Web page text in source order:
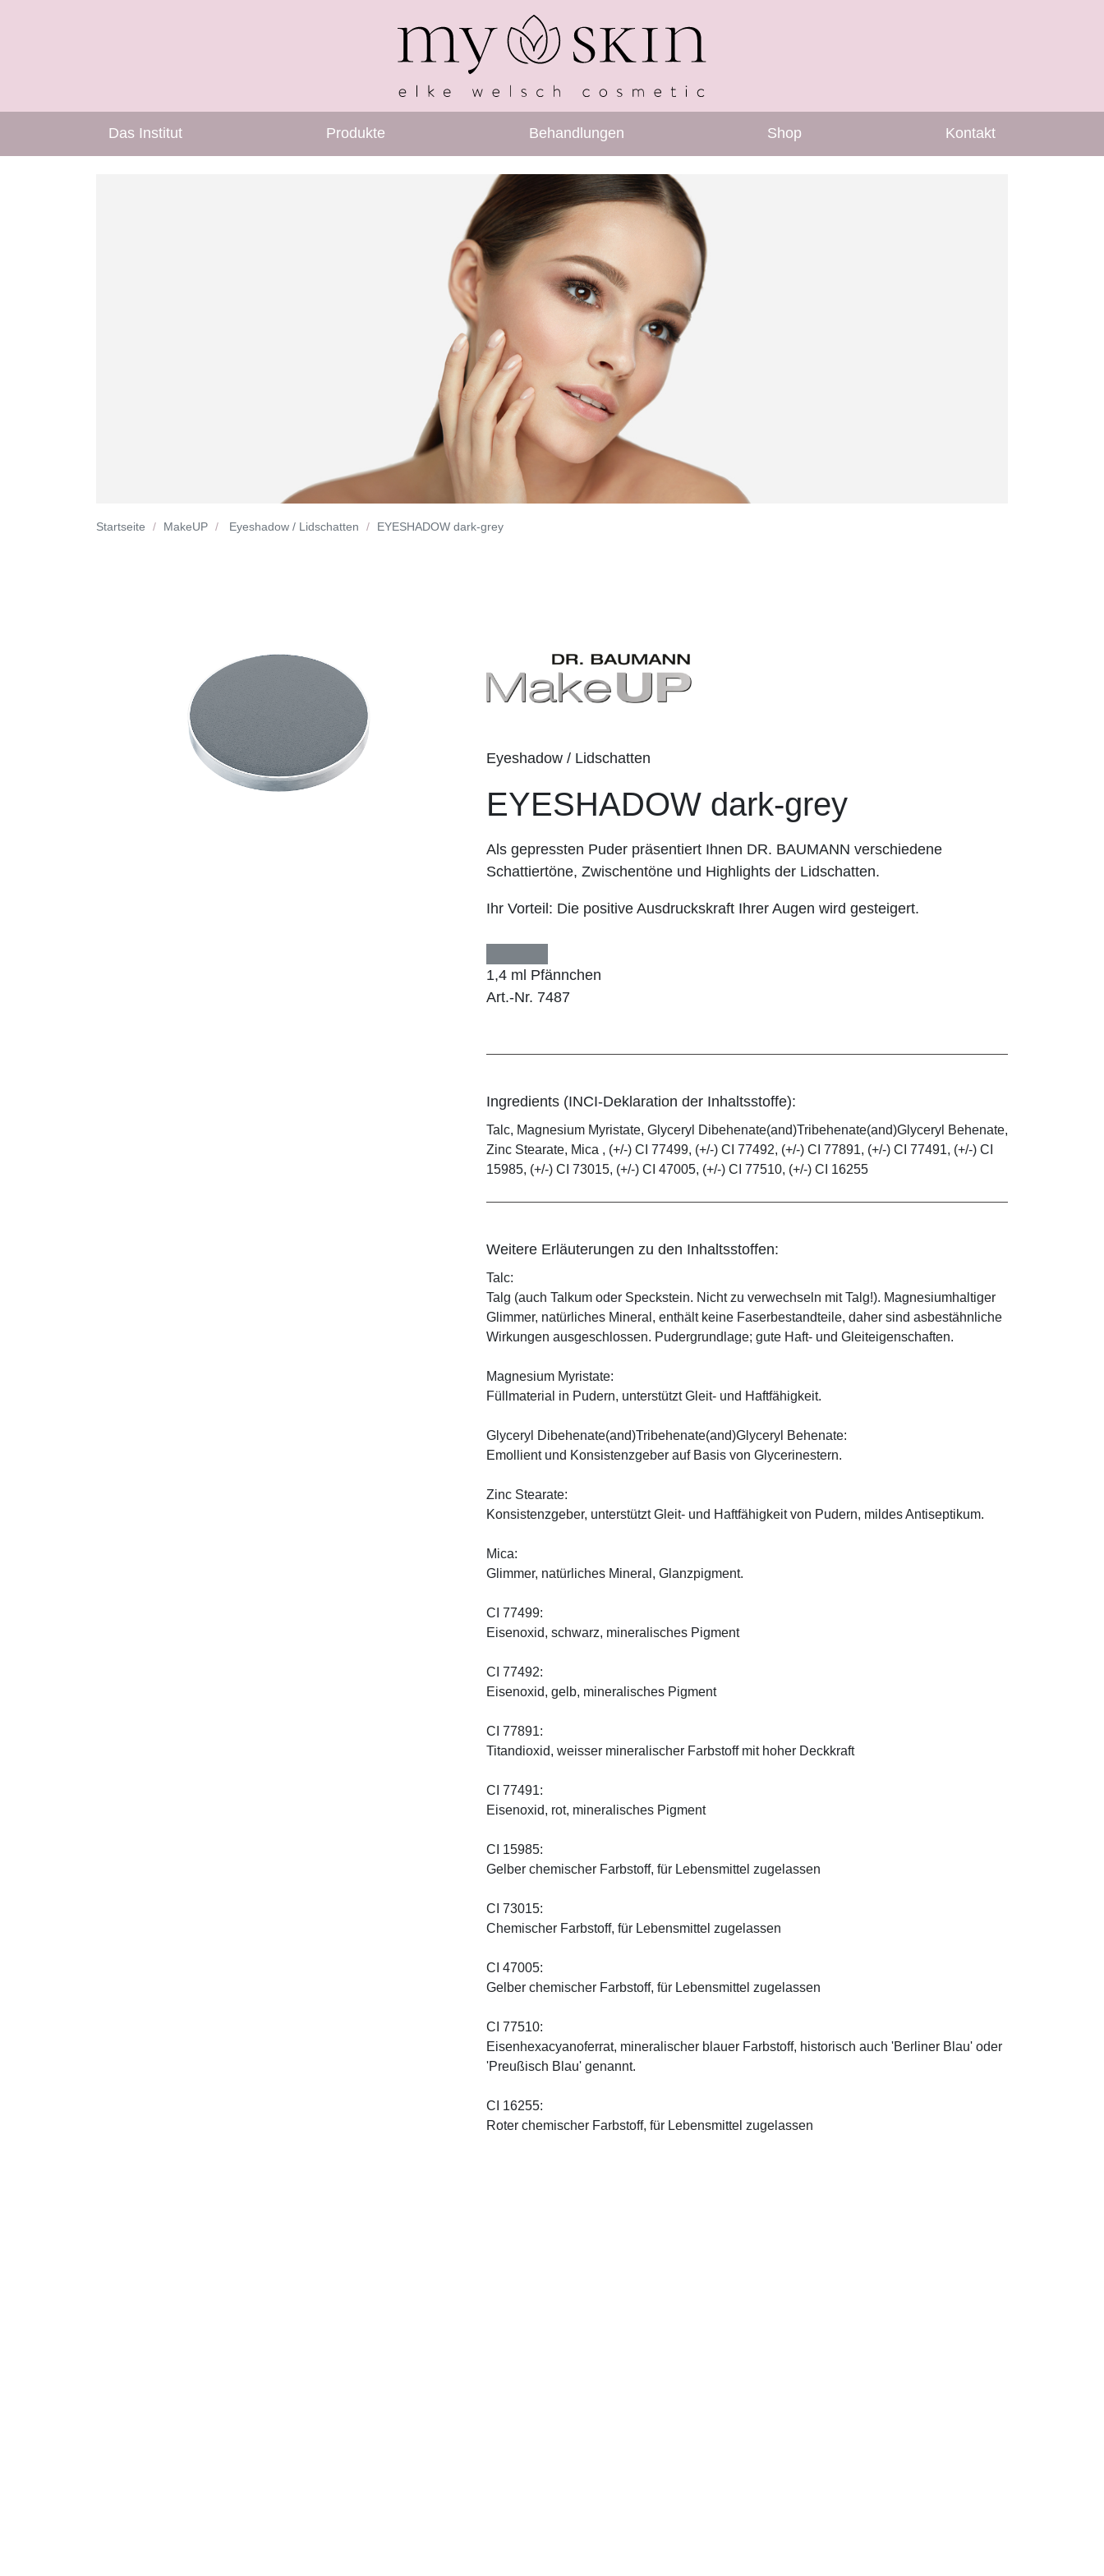
Das Institut Produkte Behandlungen Shop Kontakt
Startseite MakeUP Eyeshadow / Lidschatten EYESHADOW dark-grey
Eyeshadow / Lidschatten
EYESHADOW dark-grey
Als gepressten Puder präsentiert Ihnen DR. BAUMANN verschiedene
Schattiertöne, Zwischentöne und Highlights der Lidschatten.
Ihr Vorteil: Die positive Ausdruckskraft Ihrer Augen wird gesteigert.
1,4 ml Pfännchen
Art.-Nr. 7487
Ingredients (INCI-Deklaration der Inhaltsstoffe):
Talc, Magnesium Myristate, Glyceryl Dibehenate(and)Tribehenate(and)Glyceryl Behenate,
Zinc Stearate, Mica , (+/-) CI 77499, (+/-) CI 77492, (+/-) CI 77891, (+/-) CI 77491, (+/-) CI
15985, (+/-) CI 73015, (+/-) CI 47005, (+/-) CI 77510, (+/-) CI 16255
Weitere Erläuterungen zu den Inhaltsstoffen:
Talc:
Talg (auch Talkum oder Speckstein. Nicht zu verwechseln mit Talg!). Magnesiumhaltiger
Glimmer, natürliches Mineral, enthält keine Faserbestandteile, daher sind asbestähnliche
Wirkungen ausgeschlossen. Pudergrundlage; gute Haft- und Gleiteigenschaften.
Magnesium Myristate:
Füllmaterial in Pudern, unterstützt Gleit- und Haftfähigkeit.
Glyceryl Dibehenate(and)Tribehenate(and)Glyceryl Behenate:
Emollient und Konsistenzgeber auf Basis von Glycerinestern.
Zinc Stearate:
Konsistenzgeber, unterstützt Gleit- und Haftfähigkeit von Pudern, mildes Antiseptikum.
Mica:
Glimmer, natürliches Mineral, Glanzpigment.
CI 77499:
Eisenoxid, schwarz, mineralisches Pigment
CI 77492:
Eisenoxid, gelb, mineralisches Pigment
CI 77891:
Titandioxid, weisser mineralischer Farbstoff mit hoher Deckkraft
CI 77491:
Eisenoxid, rot, mineralisches Pigment
CI 15985:
Gelber chemischer Farbstoff, für Lebensmittel zugelassen
CI 73015:
Chemischer Farbstoff, für Lebensmittel zugelassen
CI 47005:
Gelber chemischer Farbstoff, für Lebensmittel zugelassen
CI 77510:
Eisenhexacyanoferrat, mineralischer blauer Farbstoff, historisch auch 'Berliner Blau' oder
'Preußisch Blau' genannt.
CI 16255:
Roter chemischer Farbstoff, für Lebensmittel zugelassen